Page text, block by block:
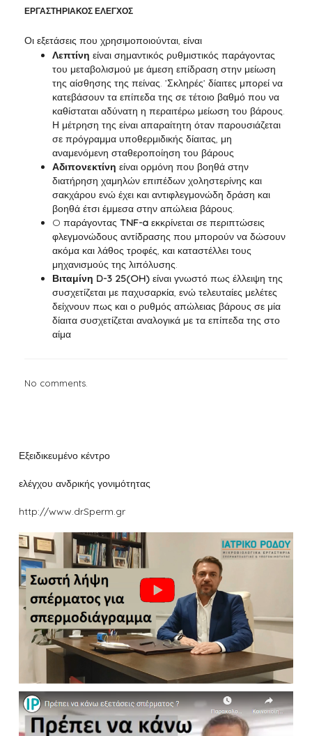
ΕΡΓΑΣΤΗΡΙΑΚΟΣ ΕΛΕΓΧΟΣ
Οι εξετάσεις που χρησιμοποιούνται, είναι
Λεπτίνη είναι σημαντικός ρυθμιστικός παράγοντας
του μεταβολισμού με άμεση επίδραση στην μείωση
της αίσθησης της πείνας. ’Σκληρές’ δίαιτες μπορεί να
κατεβάσουν τα επίπεδα της σε τέτοιο βαθμό που να
καθίσταται αδύνατη η περαιτέρω μείωση του βάρους.
Η μέτρηση της είναι απαραίτητη όταν παρουσιάζεται
σε πρόγραμμα υποθερμιδικής δίαιτας, μη
αναμενόμενη σταθεροποίηση του βάρους
Αδιπονεκτίνη είναι ορμόνη που βοηθά στην
διατήρηση χαμηλών επιπέδων χοληστερίνης και
σακχάρου ενώ έχει και αντιφλεγμονώδη δράση και
βοηθά έτσι έμμεσα στην απώλεια βάρους.
O παράγοντας TNF-a εκκρίνεται σε περιπτώσεις
φλεγμονώδους αντίδρασης που μπορούν να δώσουν
ακόμα και λάθος τροφές, και καταστέλλει τους
μηχανισμούς της λιπόλυσης.
Βιταμίνη D-3 25(OH) είναι γνωστό πως έλλειψη της
συσχετίζεται με παχυσαρκία, ενώ τελευταίες μελέτες
δείχνουν πως και ο ρυθμός απώλειας βάρους σε μία
δίαιτα συσχετίζεται αναλογικά με τα επίπεδα της στο
αίμα
No comments.
Εξειδικευμένο κέντρο
ελέγχου ανδρικής γονιμότητας
http://www.drSperm.gr